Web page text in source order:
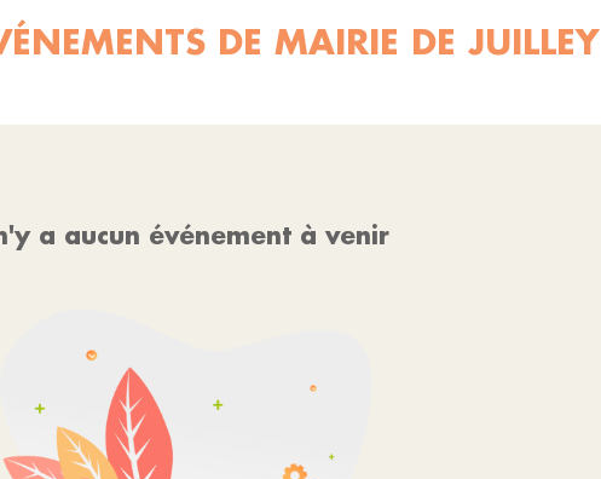
DE MAIRIE DE JUILLEY
a aucun événement à venir